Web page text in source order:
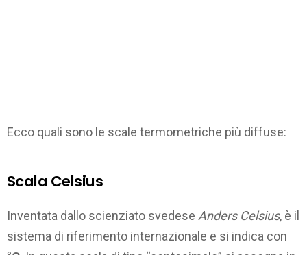
Ecco quali sono le scale termometriche più diffuse:
Scala Celsius
Inventata dallo scienziato svedese Anders Celsius, è il
sistema di riferimento internazionale e si indica con